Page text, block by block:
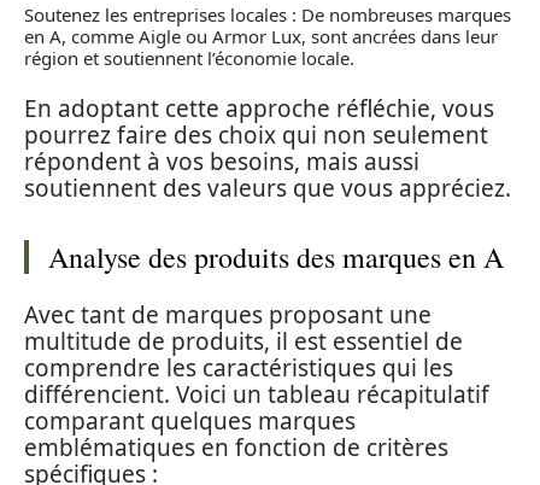
Soutenez les entreprises locales : De nombreuses marques
en A, comme Aigle ou Armor Lux, sont ancrées dans leur
région et soutiennent l’économie locale.
En adoptant cette approche réfléchie, vous
pourrez faire des choix qui non seulement
répondent à vos besoins, mais aussi
soutiennent des valeurs que vous appréciez.
Analyse des produits des marques en A
Avec tant de marques proposant une
multitude de produits, il est essentiel de
comprendre les caractéristiques qui les
différencient. Voici un tableau récapitulatif
comparant quelques marques
emblématiques en fonction de critères
spécifiques :